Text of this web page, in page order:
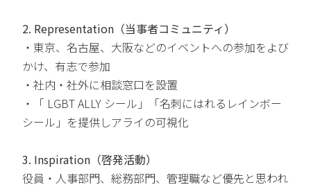
2. Representation（当事者コミュニティ）
・東京、名古屋、大阪などのイベントへの参加をよび
かけ、有志で参加
・社内・社外に相談窓口を設置
・「 LGBT ALLY シール」「名刺にはれるレインボー
シール」を提供しアライの可視化
3. Inspiration（啓発活動）
役員・人事部門、総務部門、管理職など優先と思われ